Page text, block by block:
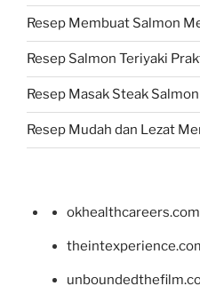
Resep Membuat Salmon
Resep Salmon Teriyaki
Resep Masak Steak
Resep Mudah dan Lezat
okhealthcareers.com